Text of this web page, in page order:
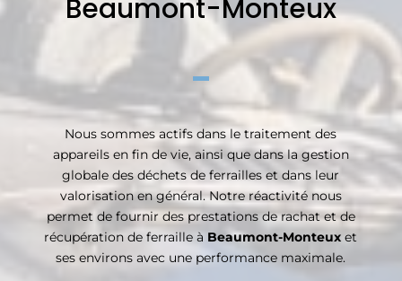
Beaumont-Monteux
Nous sommes actifs dans le traitement des
appareils en fin de vie, ainsi que dans la gestion
globale des déchets de ferrailles et dans leur
valorisation en général. Notre réactivité nous
permet de fournir des prestations de rachat et de
récupération de ferraille à Beaumont-Monteux et
ses environs avec une performance maximale.